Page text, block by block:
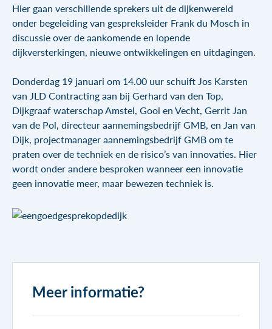
Hier gaan verschillende sprekers uit de dijkenwereld
onder begeleiding van gespreksleider Frank du Mosch in
discussie over de aankomende en lopende
dijkversterkingen, nieuwe ontwikkelingen en uitdagingen.
Donderdag 19 januari om 14.00 uur schuift Jos Karsten
van JLD Contracting aan bij Gerhard van den Top,
Dijkgraaf waterschap Amstel, Gooi en Vecht, Gerrit Jan
van de Pol, directeur aannemingsbedrijf GMB, en Jan van
Dijk, projectmanager aannemingsbedrijf GMB om te
praten over de techniek en de risico’s van innovaties. Hier
wordt onder andere besproken wanneer een innovatie
geen innovatie meer, maar bewezen techniek is.
Meer informatie?